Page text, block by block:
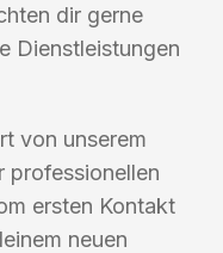
dir gerne
Dienstleistungen
von unserem
professionellen
ersten Kontakt
neuen